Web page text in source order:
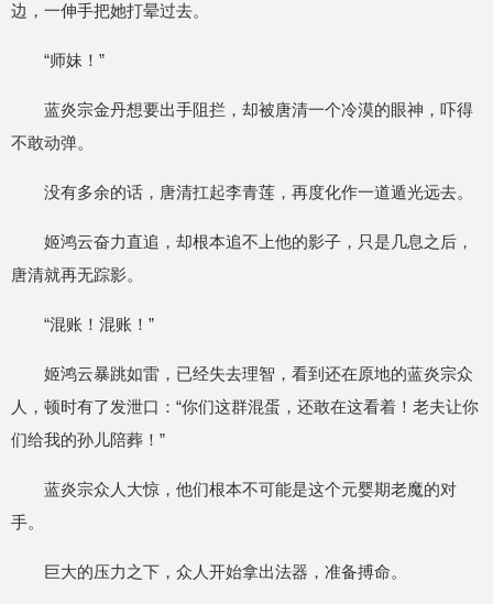
边，一伸手把她打晕过去。
“师妹！”
蓝炎宗金丹想要出手阻拦，却被唐清一个冷漠的眼神，吓得
不敢动弹。
没有多余的话，唐清扛起李青莲，再度化作一道遁光远去。
姬鸿云奋力直追，却根本追不上他的影子，只是几息之后，
唐清就再无踪影。
“混账！混账！”
姬鸿云暴跳如雷，已经失去理智，看到还在原地的蓝炎宗众
人，顿时有了发泄口：“你们这群混蛋，还敢在这看着！老夫让你
们给我的孙儿陪葬！”
蓝炎宗众人大惊，他们根本不可能是这个元婴期老魔的对
手。
巨大的压力之下，众人开始拿出法器，准备搏命。